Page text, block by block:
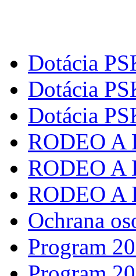
Dotácia
Dotácia
Dotácia
RODEO A
RODEO A
RODEO A
Ochrana
Program